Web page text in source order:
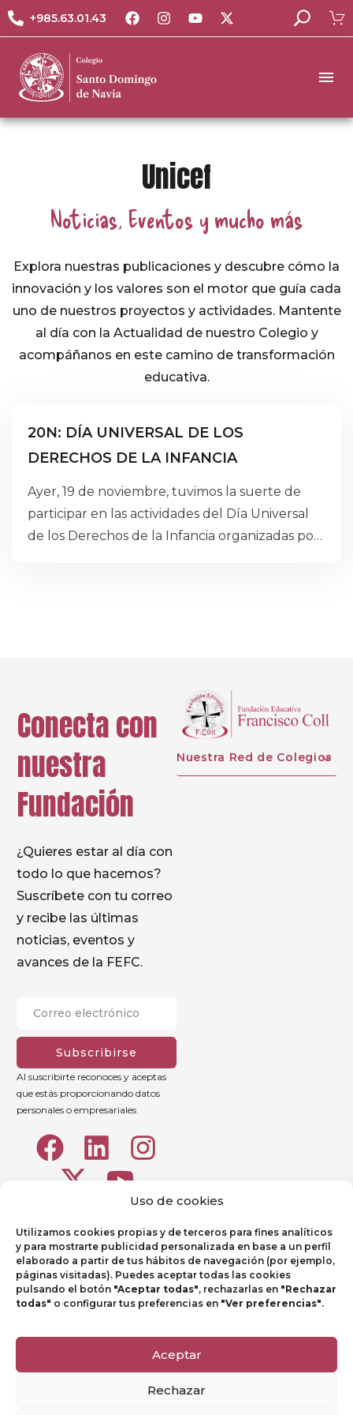
Uso de cookies
Utilizamos cookies propias y de terceros para fines analíticos
y para mostrarte publicidad personalizada en base a un perfil
elaborado a partir de tus hábitos de navegación (por ejemplo,
páginas visitadas). Puedes aceptar todas las cookies
pulsando el botón "Aceptar todas", rechazarlas en "Rechazar
todas" o configurar tus preferencias en "Ver preferencias".
Aceptar
Rechazar
+985.63.01.43
Unicef
Noticias, Eventos y mucho más
Explora nuestras publicaciones y descubre cómo la
innovación y los valores son el motor que guía cada
uno de nuestros proyectos y actividades. Mantente
al día con la Actualidad de nuestro Colegio y
acompáñanos en este camino de transformación
educativa.
20N: DÍA UNIVERSAL DE LOS
DERECHOS DE LA INFANCIA
Ayer, 19 de noviembre, tuvimos la suerte de
participar en las actividades del Día Universal
de los Derechos de la Infancia organizadas por
Conecta con
nuestra
Fundación
¿Quieres estar al día con
todo lo que hacemos?
Suscríbete con tu correo
y recibe las últimas
noticias, eventos y
avances de la FEFC.
Subscribirse
Al suscribirte reconoces y aceptas
que estás proporcionando datos
personales o empresariales
Nuestra Red de Colegios
Aviso legal
Política de Privacidad
Política de Cookies